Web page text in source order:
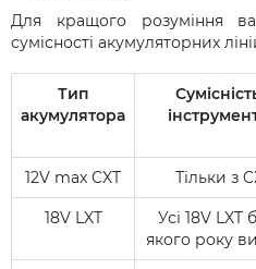
Для кращого розуміння
сумісності акумуляторних
Тип
акумулятора
12V max CXT Тільки з
18V LXT
Усі 18V LXT
якого року